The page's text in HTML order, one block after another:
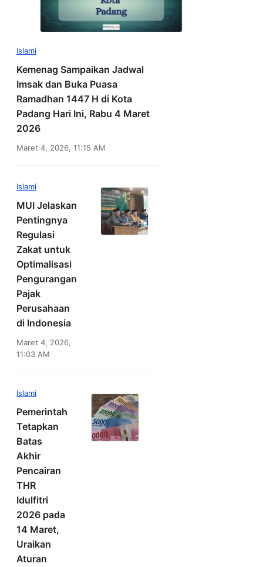
Islami
Kemenag Sampaikan Jadwal
Imsak dan Buka Puasa
Ramadhan 1447 H di Kota
Padang Hari Ini, Rabu 4 Maret
2026
Maret 4, 2026, 11:15 AM
Islami
MUI Jelaskan
Pentingnya
Regulasi
Zakat untuk
Optimalisasi
Pengurangan
Pajak
Perusahaan
di Indonesia
Maret 4, 2026,
11:03 AM
Islami
Pemerintah
Tetapkan
Batas
Akhir
Pencairan
THR
Idulfitri
2026 pada
14 Maret,
Uraikan
Aturan